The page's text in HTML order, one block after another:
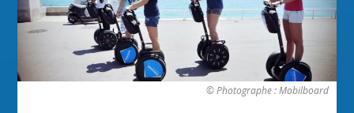
© Photographe : Mobilboard